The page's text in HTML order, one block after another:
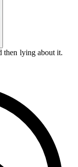
then lying about it.